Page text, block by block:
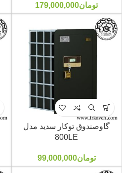
تومان179,000,000
گاوصندوق توکار سدید مدل
800LE
تومان99,000,000